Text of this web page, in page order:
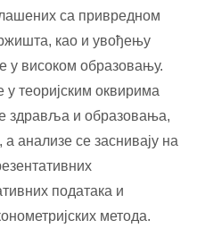
са привредном
као и увођењу
у високом образовању.
теоријским оквирима
здравља и образовања,
анализе се заснивају на
података и
метода.